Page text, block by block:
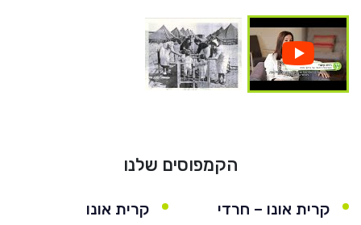
הקמפוסים שלנו
קרית אונו – חרדי קרית אונו